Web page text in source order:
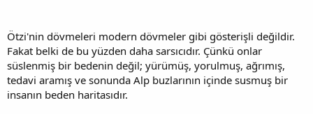
Ötzi'nin dövmeleri modern dövmeler gibi gösterişli değildir.
Fakat belki de bu yüzden daha sarsıcıdır. Çünkü onlar
süslenmiş bir bedenin değil; yürümüş, yorulmuş, ağrımış,
tedavi aramış ve sonunda Alp buzlarının içinde susmuş bir
insanın beden haritasıdır.